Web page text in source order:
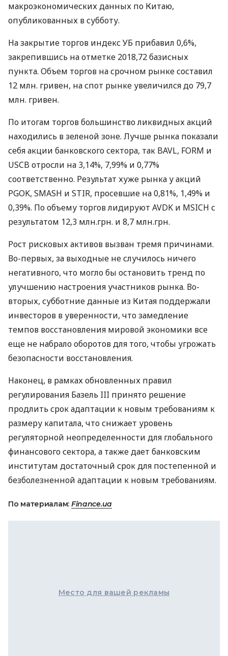
макроэкономических данных по Китаю,
опубликованных в субботу.
На закрытие торгов индекс УБ прибавил 0,6%,
закрепившись на отметке 2018,72 базисных
пункта. Объем торгов на срочном рынке составил
12 млн. гривен, на спот рынке увеличился до 79,7
млн. гривен.
По итогам торгов большинство ликвидных акций
находились в зеленой зоне. Лучше рынка показали
себя акции банковского сектора, так BAVL, FORM и
USCB отросли на 3,14%, 7,99% и 0,77%
соответственно. Результат хуже рынка у акций
PGOK, SMASH и STIR, просевшие на 0,81%, 1,49% и
0,39%. По объему торгов лидируют AVDK и MSICH с
результатом 12,3 млн.грн. и 8,7 млн.грн.
Рост рисковых активов вызван тремя причинами.
Во-первых, за выходные не случилось ничего
негативного, что могло бы остановить тренд по
улучшению настроения участников рынка. Во-
вторых, субботние данные из Китая поддержали
инвесторов в уверенности, что замедление
темпов восстановления мировой экономики все
еще не набрало оборотов для того, чтобы угрожать
безопасности восстановления.
Наконец, в рамках обновленных правил
регулирования Базель III принято решение
продлить срок адаптации к новым требованиям к
размеру капитала, что снижает уровень
регуляторной неопределенности для глобального
финансового сектора, а также дает банковским
институтам достаточный срок для постепенной и
безболезненной адаптации к новым требованиям.
По материалам: Finance.ua
Место для вашей рекламы